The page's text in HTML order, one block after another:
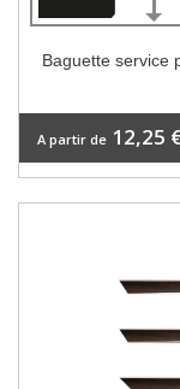
Baguette service
A partir de 12,25